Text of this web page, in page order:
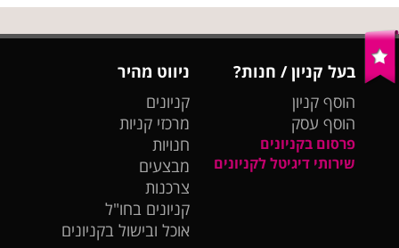
בעל קניון / חנות?
הוסף קניון
הוסף עסק
פרסום בקניונים
שירותי דיגיטל לקניונים
ניווט מהיר
קניונים
מרכזי קניות
חנויות
מבצעים
צרכנות
קניונים בחו"ל
אוכל ובישול בקניונים